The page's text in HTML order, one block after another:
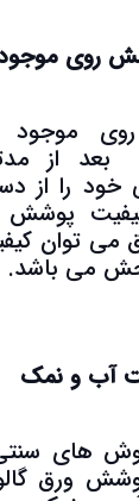
روی
بعد از
خود را از
پوشش
توان
می باشد.
آب و نمک
های
ورق